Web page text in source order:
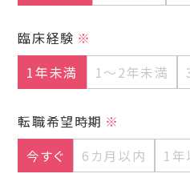
臨床経験
1年未満
1～2年未満
転職希望時期
今すぐ
6カ月以内 1年